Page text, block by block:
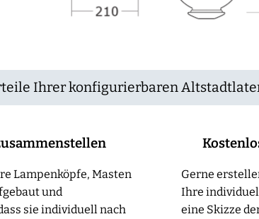
Ihrer konfigurierbaren
Lampenköpfe, Masten
und
sie individuell nach
Gerne
Ihre
eine Skizze